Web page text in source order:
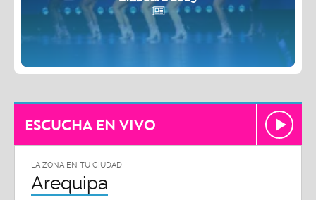
ESCUCHA EN VIVO
Arequipa